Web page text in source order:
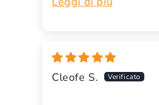
Cleofe S.